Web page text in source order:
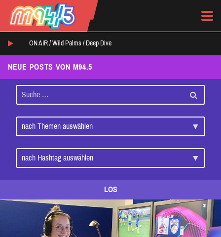
ON AIR / Wild Palms / Deep Dive
NEUE POSTS VON M94.5
LOS